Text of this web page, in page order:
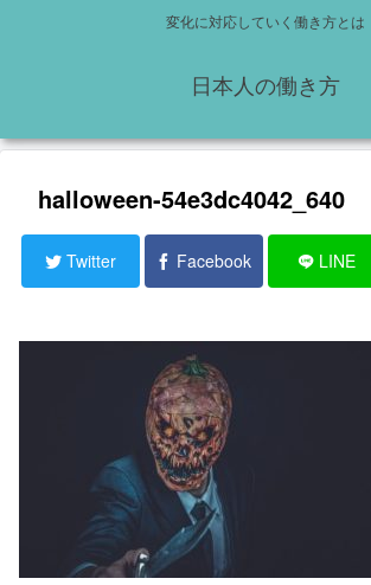
変化に対応していく働き方とは
日本人の働き方
halloween-54e3dc4042_640
Twitter Facebook LINE